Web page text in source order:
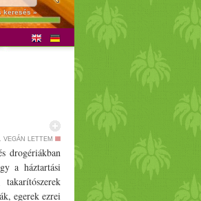
keresés »
VEGÁN LETTEM
drogériákban
a háztartási
egerek ezrei